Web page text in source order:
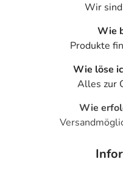
Wir
Wie
Produkte
Wie löse
Alles zur
Wie